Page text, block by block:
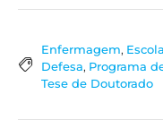
Enfermagem,
Defesa, Programa
Tese de Doutorado